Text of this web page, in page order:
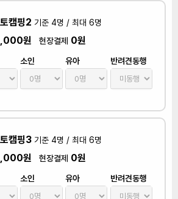
캠핑2 기준 4명 / 최대 6명
원 현장결제 0원
소인 유아 반려견동행
캠핑3 기준 4명 / 최대 6명
원 현장결제 0원
소인 유아 반려견동행